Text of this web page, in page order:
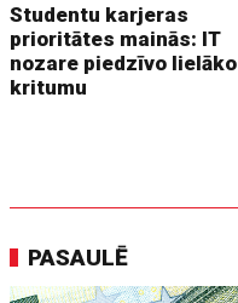
Studentu karjeras
prioritātes mainās: IT
nozare piedzīvo lielāko
kritumu
PASAULĒ